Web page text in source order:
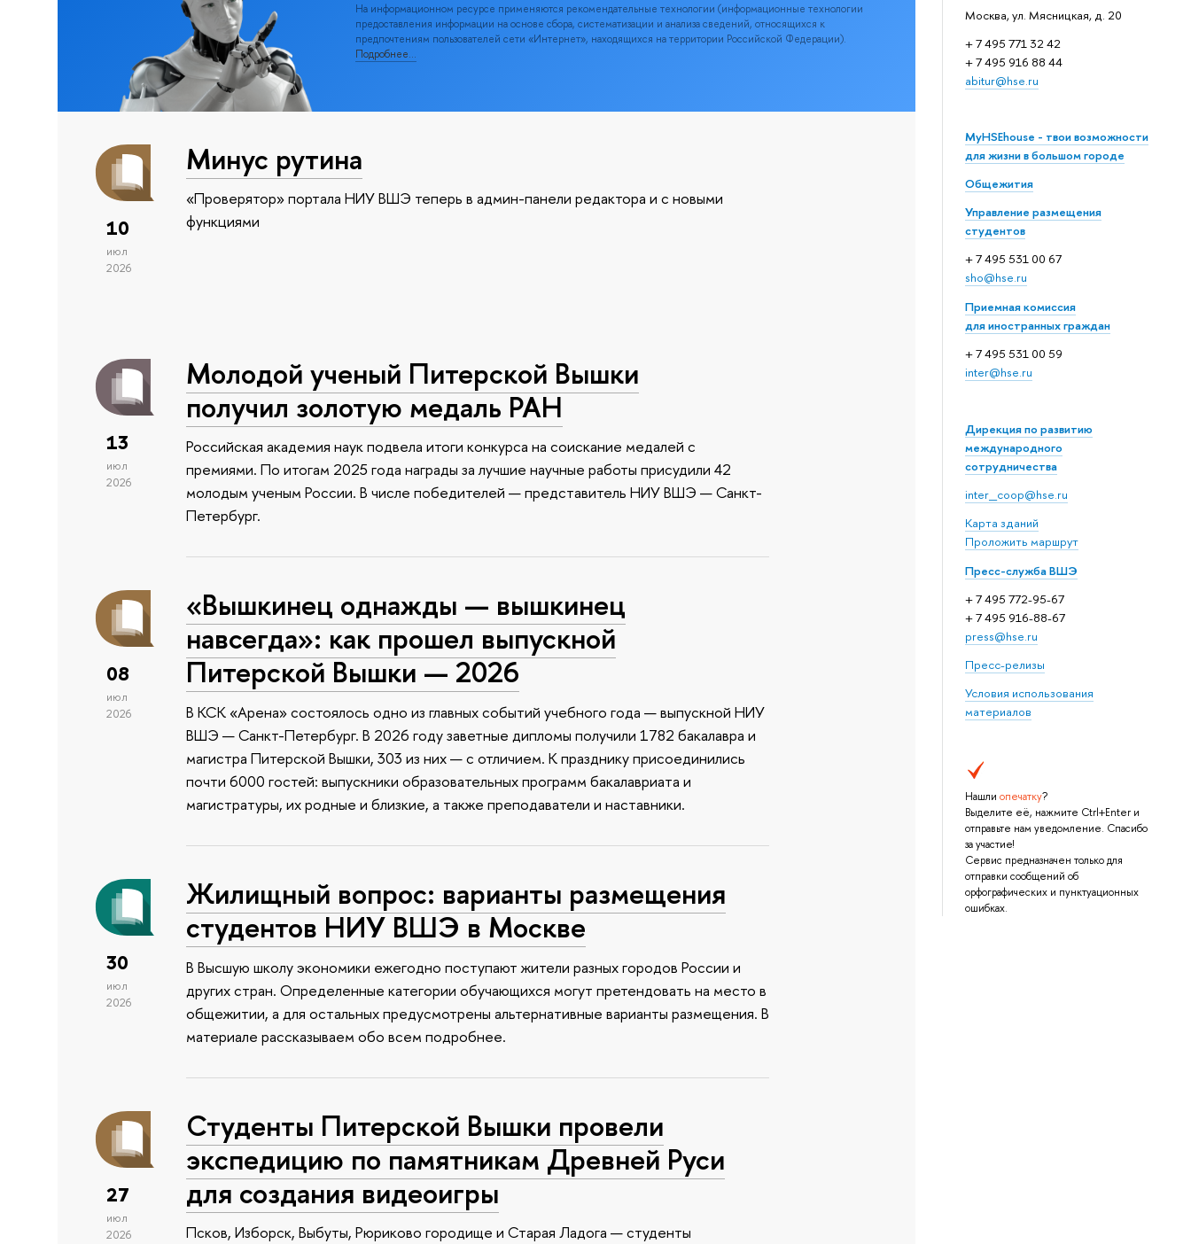
Москва, ул. Мясницкая, д. 20
+ 7 495 771 32 42
+ 7 495 916 88 44
abitur@hse.ru
MyHSEhouse - твои возможности
для жизни в большом городе
Общежития
Управление размещения
студентов
+ 7 495 531 00 67
sho@hse.ru
Приемная комиссия
для иностранных граждан
+ 7 495 531 00 59
inter@hse.ru
Дирекция по развитию
международного
сотрудничества
inter_coop@hse.ru
Карта зданий
Проложить маршрут
Пресс-служба ВШЭ
+ 7 495 772-95-67
+ 7 495 916-88-67
press@hse.ru
Пресс-релизы
Условия использования
материалов
Нашли опечатку?
Выделите её, нажмите Ctrl+Enter и
отправьте нам уведомление. Спасибо
за участие!
Сервис предназначен только для
отправки сообщений об
орфографических и пунктуационных
ошибках.
На информационном ресурсе применяются рекомендательные технологии (информационные технологии
предоставления информации на основе сбора, систематизации и анализа сведений, относящихся к
предпочтениям пользователей сети «Интернет», находящихся на территории Российской Федерации).
Подробнее…
10
июл
2026
Минус рутина
«Проверятор» портала НИУ ВШЭ теперь в админ-панели редактора и с новыми
функциями
13
июл
2026
Молодой ученый Питерской Вышки
получил золотую медаль РАН
Российская академия наук подвела итоги конкурса на соискание медалей с
премиями. По итогам 2025 года награды за лучшие научные работы присудили 42
молодым ученым России. В числе победителей — представитель НИУ ВШЭ — Санкт-
Петербург.
08
июл
2026
«Вышкинец однажды — вышкинец
навсегда»: как прошел выпускной
Питерской Вышки — 2026
В КСК «Арена» состоялось одно из главных событий учебного года — выпускной НИУ
ВШЭ — Санкт-Петербург. В 2026 году заветные дипломы получили 1782 бакалавра и
магистра Питерской Вышки, 303 из них — с отличием. К празднику присоединились
почти 6000 гостей: выпускники образовательных программ бакалавриата и
магистратуры, их родные и близкие, а также преподаватели и наставники.
30
июл
2026
Жилищный вопрос: варианты размещения
студентов НИУ ВШЭ в Москве
В Высшую школу экономики ежегодно поступают жители разных городов России и
других стран. Определенные категории обучающихся могут претендовать на место в
общежитии, а для остальных предусмотрены альтернативные варианты размещения. В
материале рассказываем обо всем подробнее.
27
июл
2026
Студенты Питерской Вышки провели
экспедицию по памятникам Древней Руси
для создания видеоигры
Псков, Изборск, Выбуты, Рюриково городище и Старая Ладога — студенты